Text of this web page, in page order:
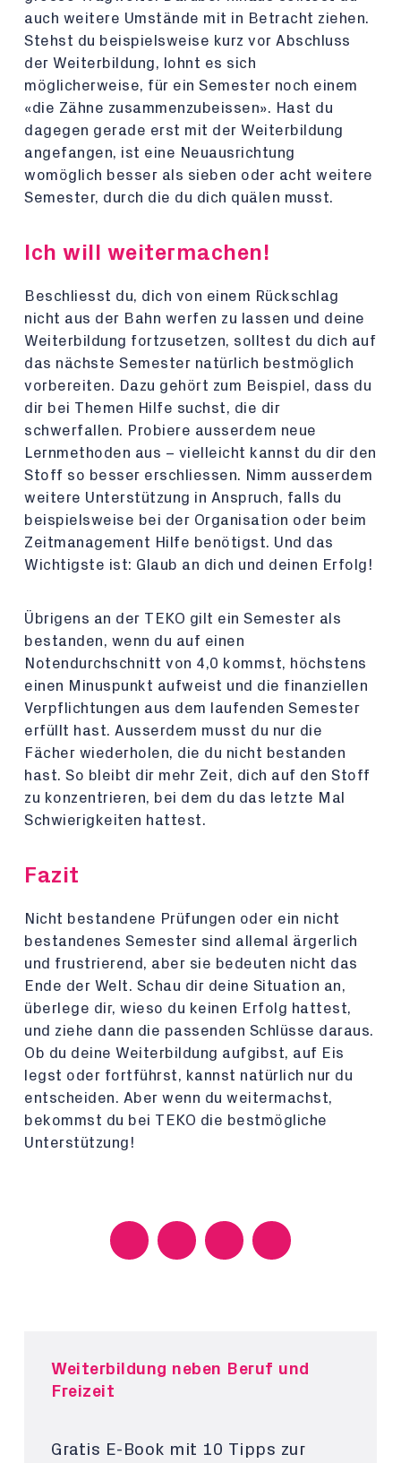
auch weitere Umstände mit in Betracht ziehen.
Stehst du beispielsweise kurz vor Abschluss
der Weiterbildung, lohnt es sich
möglicherweise, für ein Semester noch einem
«die Zähne zusammenzubeissen». Hast du
dagegen gerade erst mit der Weiterbildung
angefangen, ist eine Neuausrichtung
womöglich besser als sieben oder acht weitere
Semester, durch die du dich quälen musst.
Ich will weitermachen!
Beschliesst du, dich von einem Rückschlag
nicht aus der Bahn werfen zu lassen und deine
Weiterbildung fortzusetzen, solltest du dich auf
das nächste Semester natürlich bestmöglich
vorbereiten. Dazu gehört zum Beispiel, dass du
dir bei Themen Hilfe suchst, die dir
schwerfallen. Probiere ausserdem neue
Lernmethoden aus – vielleicht kannst du dir den
Stoff so besser erschliessen. Nimm ausserdem
weitere Unterstützung in Anspruch, falls du
beispielsweise bei der Organisation oder beim
Zeitmanagement Hilfe benötigst. Und das
Wichtigste ist: Glaub an dich und deinen Erfolg!
Übrigens an der TEKO gilt ein Semester als
bestanden, wenn du auf einen
Notendurchschnitt von 4,0 kommst, höchstens
einen Minuspunkt aufweist und die finanziellen
Verpflichtungen aus dem laufenden Semester
erfüllt hast. Ausserdem musst du nur die
Fächer wiederholen, die du nicht bestanden
hast. So bleibt dir mehr Zeit, dich auf den Stoff
zu konzentrieren, bei dem du das letzte Mal
Schwierigkeiten hattest.
Fazit
Nicht bestandene Prüfungen oder ein nicht
bestandenes Semester sind allemal ärgerlich
und frustrierend, aber sie bedeuten nicht das
Ende der Welt. Schau dir deine Situation an,
überlege dir, wieso du keinen Erfolg hattest,
und ziehe dann die passenden Schlüsse daraus.
Ob du deine Weiterbildung aufgibst, auf Eis
legst oder fortführst, kannst natürlich nur du
entscheiden. Aber wenn du weitermachst,
bekommst du bei TEKO die bestmögliche
Unterstützung!
Weiterbildung neben Beruf und
Freizeit
Gratis E-Book mit 10 Tipps zur